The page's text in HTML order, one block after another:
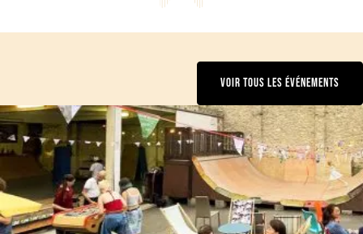
VOIR TOUS LES ÉVÉNEMENTS